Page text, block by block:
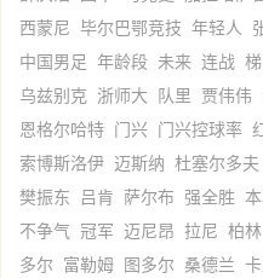
西蒙尼 毕尔巴鄂竞技 年轻人
中国男足 年龄段 未来 连战
乌兹别克 浙师大 队里 贾伟伟
恩格尔哈特 门兴 门兴控球率
索博斯洛伊 迈斯纳 杜塞尔多夫
樊振东 吕肯 萨尔布 强全胜
不争气 冠军 迈尼昂 拉尼 柏林
多尔 富勒姆 图多尔 桑德兰